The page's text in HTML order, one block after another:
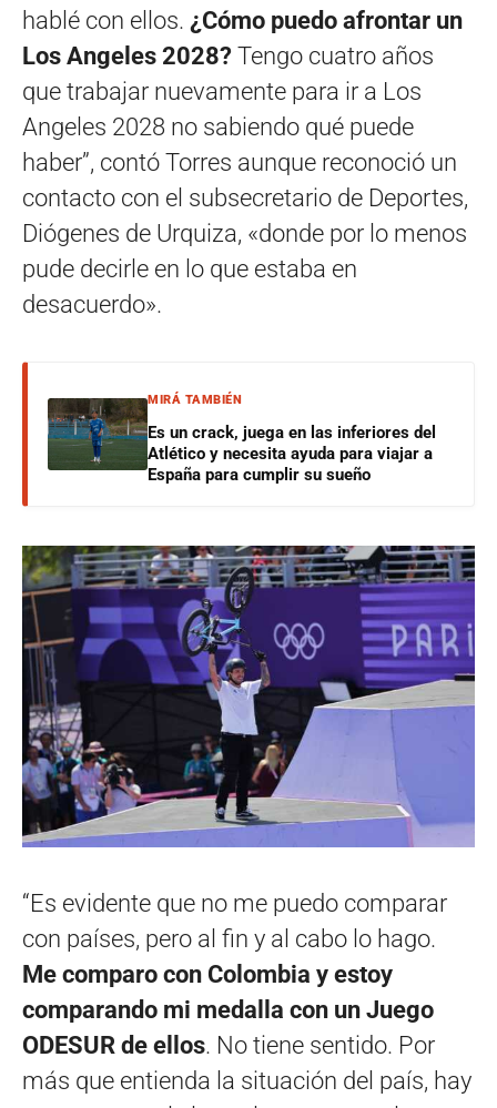
hablé con ellos. ¿Cómo puedo afrontar un
Los Angeles 2028? Tengo cuatro años
que trabajar nuevamente para ir a Los
Angeles 2028 no sabiendo qué puede
haber”, contó Torres aunque reconoció un
contacto con el subsecretario de Deportes,
Diógenes de Urquiza, «donde por lo menos
pude decirle en lo que estaba en
desacuerdo».
MIRÁ TAMBIÉN
Es un crack, juega en las inferiores del
Atlético y necesita ayuda para viajar a
España para cumplir su sueño
“Es evidente que no me puedo comparar
con países, pero al fin y al cabo lo hago.
Me comparo con Colombia y estoy
comparando mi medalla con un Juego
ODESUR de ellos. No tiene sentido. Por
más que entienda la situación del país, hay